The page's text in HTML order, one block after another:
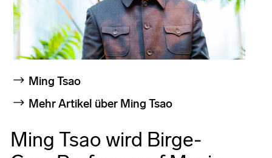
Ming Tsao
Mehr Artikel über Ming Tsao
Ming Tsao wird Birge-